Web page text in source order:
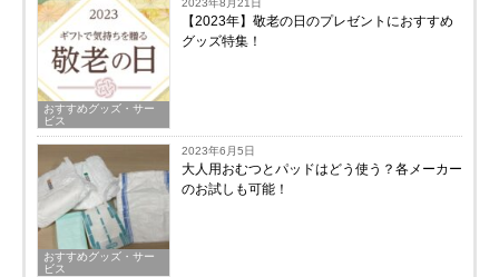
おすすめグッズ・サー
ビス
2023年8月21日
【2023年】敬老の日のプレゼントにおすすめ
グッズ特集！
おすすめグッズ・サー
ビス
2023年6月5日
大人用おむつとパッドはどう使う？各メーカー
のお試しも可能！